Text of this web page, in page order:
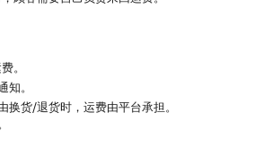
。
。
货/退货时，运费由平台承担。